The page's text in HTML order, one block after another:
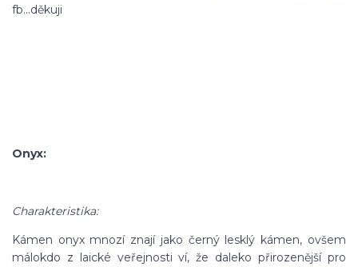
fb...děkuji
Onyx:
Charakteristika:
Kámen onyx mnozí znají jako černý lesklý kámen, ovšem
málokdo z laické veřejnosti ví, že daleko přirozenější pro